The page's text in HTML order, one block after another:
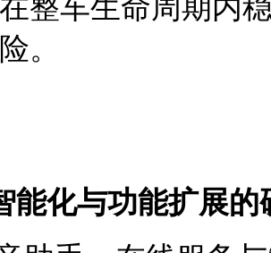
整车生命周期内
。
能化与功能扩展的